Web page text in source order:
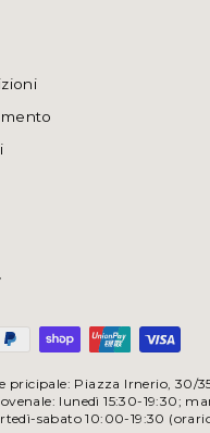
Piazza Irnerio, 30/
lunedì 15:30-19:30;
sabato 10:00-19:30